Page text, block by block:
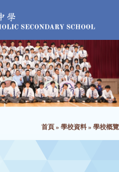
首頁 » 學校資料» 學校概覽